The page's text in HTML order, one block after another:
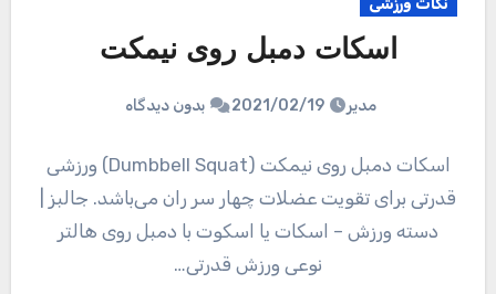
اسکات دمبل روی نیمکت
مدیر 2021/02/19 بدون دیدگاه
اسکات دمبل روی نیمکت (Dumbbell Squat) ورزشی
قدرتی برای تقویت عضلات چهار سر ران می‌باشد. جالبز |
دسته ورزش – اسکات یا اسکوت با دمبل روی هالتر
نوعی ورزش قدرتی…